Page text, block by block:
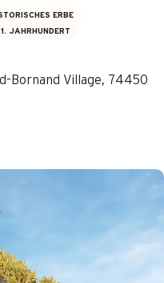
ERBE
JAHRHUNDERT
Bornand Village, 74450